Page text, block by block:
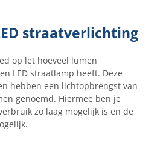
straatverlichting
op let hoeveel lumen
LED straatlamp heeft. Deze
hebben een lichtopbrengst van
genoemd. Hiermee ben je
zo laag mogelijk is en de